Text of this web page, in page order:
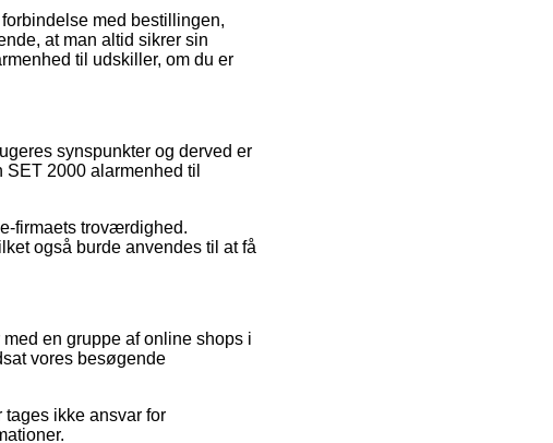
med bestillingen,
at man altid sikrer sin
til udskiller, om du er
synspunkter og derved er
2000 alarmenhed til
firmaets troværdighed.
også burde anvendes til at få
en gruppe af online shops i
vores besøgende
ikke ansvar for